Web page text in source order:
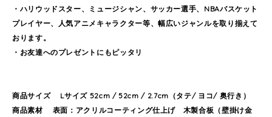
・ハリウッドスター、ミュージシャン、サッカー選手、NBAバスケット
プレイヤー、人気アニメキャラクター等、幅広いジャンルを取り揃えて
おります。
・お友達へのプレゼントにもピッタリ
商品サイズ Lサイズ 52cm / 52cm / 2.7cm（タテ/ ヨコ/ 奥行き）
商品素材 表面：アクリルコーティング仕上げ 木製合板（壁掛け金